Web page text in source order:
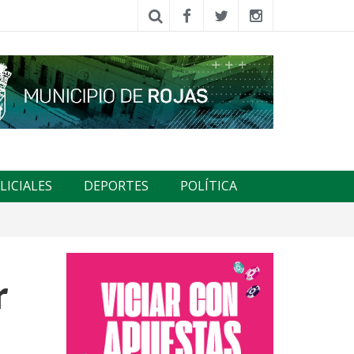
DEPORTES POLÍTICA